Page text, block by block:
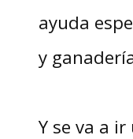
ayuda
y
Y se va a